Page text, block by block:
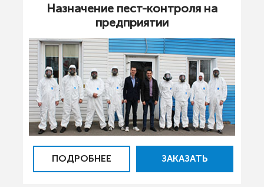
Назначение пест-контроля на
предприятии
ПОДРОБНЕЕ ЗАКАЗАТЬ